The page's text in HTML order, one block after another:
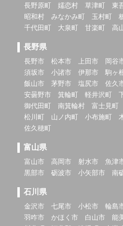
長野原町
嬬恋村 草津町 東
昭和村
みなかみ町 玉村町
千代田町
大泉町 甘楽町 高
長野県
長野市 松本市 上田市 岡谷
須坂市
小諸市 伊那市 駒ヶ
飯山市
茅野市 塩尻市 佐久
安曇野市
箕輪町 軽井沢町
御代田町
南箕輪村 富士見町
松川町
山ノ内町 小布施町
佐久穂町
富山県
富山市 高岡市 射水市 魚津
黒部市
砺波市 小矢部市 南
石川県
金沢市 七尾市 小松市 輪島
羽咋市
かほく市 白山市 能